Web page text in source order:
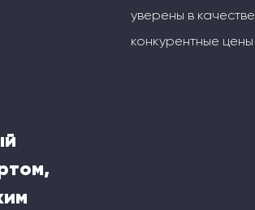
уверены в
конкурентные